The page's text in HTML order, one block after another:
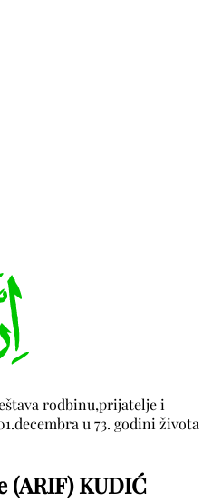
rodbinu,prijatelje i
u 73. godini života
(ARIF) KUDIĆ